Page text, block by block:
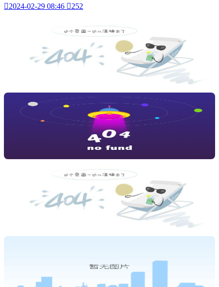
2024-02-29 08:46 252